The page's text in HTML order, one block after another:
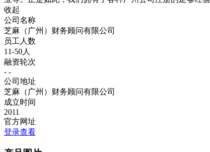
收起
公司名称
芝麻（广州）财务顾问有限公司
员工人数
11-50人
融资轮次
- -
公司地址
芝麻（广州）财务顾问有限公司
成立时间
2011
官方网址
登录查看